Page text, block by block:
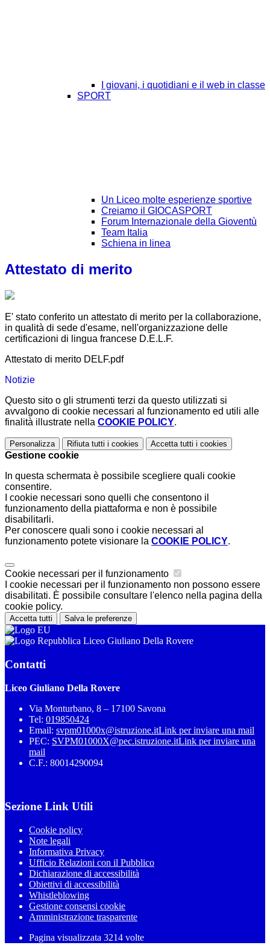
I giovani, i quotidiani e il web in classe
SPORT
Un Liceo molte esperienze sportive
Creiamo il GIOCASPORT
Forum Internazionale della Gioventù
Team Italia
Schiena in linea
Attestato di merito
E' stato conferito un attestato di merito per la collaborazione,
in qualità di sede d'esame, nell'organizzazione delle
certificazioni di lingua francese D.E.L.F.
Attestato di merito DELF.pdf
Notizie
Questo sito o gli strumenti terzi da questo utilizzati si
avvalgono di cookie necessari al funzionamento ed utili alle
finalità illustrate nella COOKIE POLICY.
Personalizza Rifiuta tutti i cookies Accetta tutti i cookies
Gestione cookie
In questa schermata è possibile scegliere quali cookie
consentire.
I cookie necessari sono quelli che consentono il
funzionamento della piattaforma e non è possibile
disabilitarli.
Per conoscere quali sono i cookie necessari al
funzionamento potete visionare la COOKIE POLICY.
Cookie necessari per il funzionamento
I cookie necessari per il funzionamento non possono essere
disabilitati. È possibile consultare l'elenco nella pagina della
cookie policy.
Accetta tutti Salva le preferenze
Liceo Giuliano Della Rovere
Contatti
Liceo Giuliano Della Rovere
Via Monturbano, 8 – 17100 Savona
Tel: 019850424
Email: svpm01000x@istruzione.itLink per inviare una mail
PEC: SVPM01000X@pec.istruzione.itLink per inviare una
mail
C.F.: 80014290094
Sezione Link Utili
Cookie policy
Note legali
Informativa Privacy
Ufficio Relazioni con il Pubblico
Dichiarazione di accessibilità
Obiettivi di accessibilità
Whistleblowing
Gestione consensi cookie
Amministrazione trasparente
Pagina visualizzata 3214 volte